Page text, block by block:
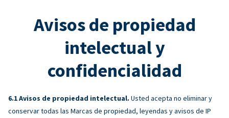
Avisos de propiedad
intelectual y
confidencialidad
Avisos de propiedad intelectual. Usted acepta no eliminar y
conservar todas las Marcas de propiedad, leyendas y avisos de IP